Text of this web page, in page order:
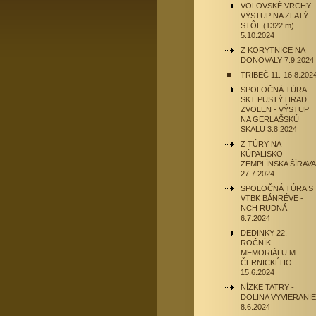
VOLOVSKÉ VRCHY -
VÝSTUP NA ZLATÝ
STÔL (1322 m)
5.10.2024
Z KORYTNICE NA
DONOVALY 7.9.2024
TRIBEČ 11.-
SPOLOČNÁ TÚRA
SKT PUSTÝ HRAD
ZVOLEN - VÝSTUP
NA GERLAŠSKÚ
SKALU 3.8.2024
Z TÚRY NA
KÚPALISKO -
ZEMPLÍNSKA ŠÍRAVA
27.7.2024
SPOLOČNÁ TÚRA S
VTBK BÁNRÉVE -
NCH RUDNÁ
6.7.2024
DEDINKY-22.
ROČNÍK
MEMORIÁLU M.
ČERNICKÉHO
15.6.2024
NÍZKE TATRY -
DOLINA VYVIERANIE
8.6.2024